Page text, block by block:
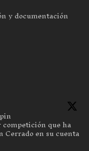
y documentación
que ha
Cerrado en su cuenta